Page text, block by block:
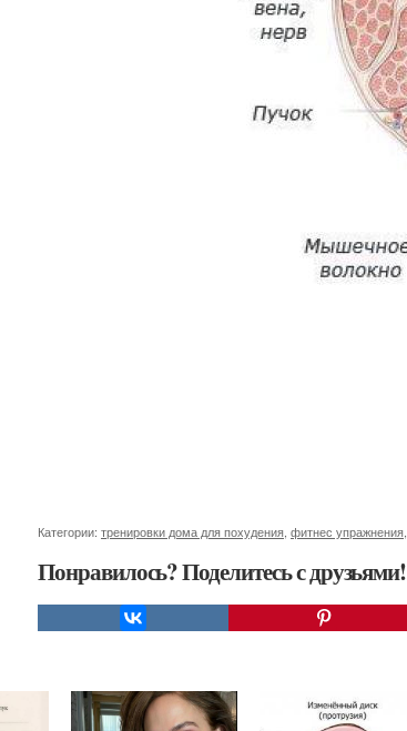
Категории: тренировки дома для похудения фитнес упражнения
Понравилось? Поделитесь с друзьями!